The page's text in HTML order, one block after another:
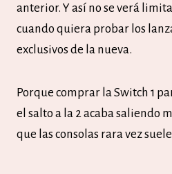
anterior. Y así no se verá
cuando quiera probar los
exclusivos de la nueva.
Porque comprar la Switch 1
el salto a la 2 acaba saliendo
que las consolas rara vez